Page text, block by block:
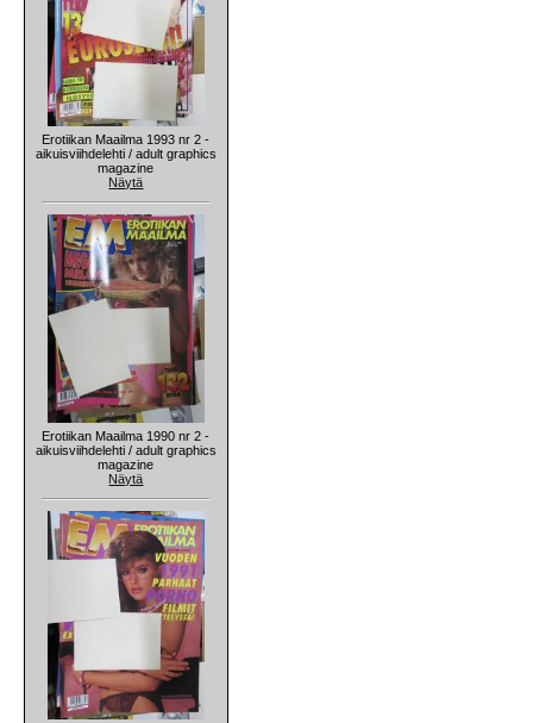
Erotiikan Maailma 1993 nr 2 -
aikuisviihdelehti / adult graphics
magazine
Näytä
Erotiikan Maailma 1990 nr 2 -
aikuisviihdelehti / adult graphics
magazine
Näytä